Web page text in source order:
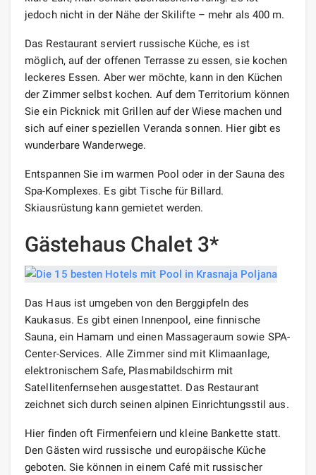
jedoch nicht in der Nähe der Skilifte – mehr als 400 m.
Das Restaurant serviert russische Küche, es ist
möglich, auf der offenen Terrasse zu essen, sie kochen
leckeres Essen. Aber wer möchte, kann in den Küchen
der Zimmer selbst kochen. Auf dem Territorium können
Sie ein Picknick mit Grillen auf der Wiese machen und
sich auf einer speziellen Veranda sonnen. Hier gibt es
wunderbare Wanderwege.
Entspannen Sie im warmen Pool oder in der Sauna des
Spa-Komplexes. Es gibt Tische für Billard.
Skiausrüstung kann gemietet werden.
Gästehaus Chalet 3*
Das Haus ist umgeben von den Berggipfeln des
Kaukasus. Es gibt einen Innenpool, eine finnische
Sauna, ein Hamam und einen Massageraum sowie SPA-
Center-Services. Alle Zimmer sind mit Klimaanlage,
elektronischem Safe, Plasmabildschirm mit
Satellitenfernsehen ausgestattet. Das Restaurant
zeichnet sich durch seinen alpinen Einrichtungsstil aus.
Hier finden oft Firmenfeiern und kleine Bankette statt.
Den Gästen wird russische und europäische Küche
geboten. Sie können in einem Café mit russischer